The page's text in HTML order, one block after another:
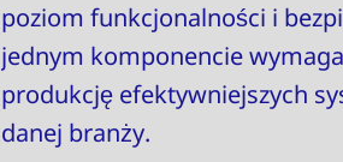
poziom funkcjonalności i
jednym komponencie
produkcję efektywniejszych
danej branży.